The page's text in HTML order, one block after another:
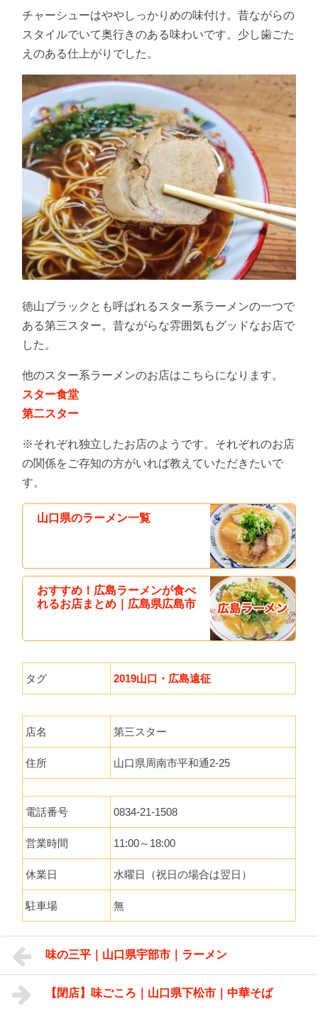
チャーシューはややしっかりめの味付け。昔ながらの
スタイルでいて奥行きのある味わいです。少し歯ごた
えのある仕上がりでした。
徳山ブラックとも呼ばれるスター系ラーメンの一つで
ある第三スター。昔ながらな雰囲気もグッドなお店で
した。
他のスター系ラーメンのお店はこちらになります。
スター食堂
第二スター
※それぞれ独立したお店のようです。それぞれのお店
の関係をご存知の方がいれば教えていただきたいで
す。
山口県のラーメン一覧
おすすめ！広島ラーメンが食べ
れるお店まとめ｜広島県広島市
タグ 2019山口・広島遠征
店名 第三スター
住所 山口県周南市平和通2-25
電話番号 0834-21-1508
営業時間 11:00～18:00
休業日 水曜日（祝日の場合は翌日）
駐車場 無
味の三平｜山口県宇部市｜ラーメン
【閉店】味ごころ｜山口県下松市｜中華そば